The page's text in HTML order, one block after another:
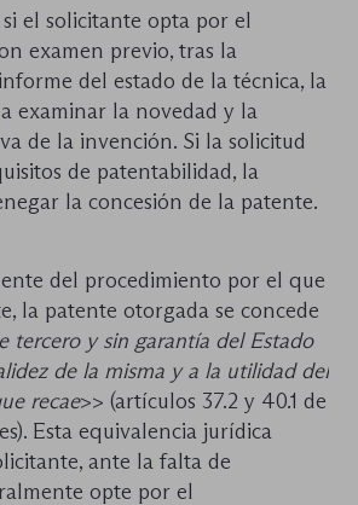
el solicitante opta por el
examen previo, tras la
del estado de la técnica, la
examinar la novedad y la
de la invención. Si la solicitud
de patentabilidad, la
la concesión de la patente.
del procedimiento por el que
la patente otorgada se concede
tercero y sin garantía del Estado
de la misma y a la utilidad del
recae>> (artículos 37.2 y 40.1 de
Esta equivalencia jurídica
ante la falta de
opte por el